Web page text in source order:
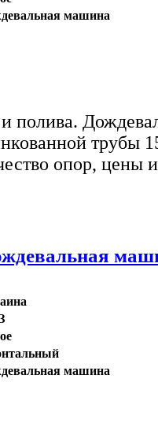
машина
полива.
трубы
опор,
машина